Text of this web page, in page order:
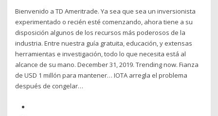
Bienvenido a TD Ameritrade. Ya sea que sea un inversionista
experimentado o recién esté comenzando, ahora tiene a su
disposición algunos de los recursos más poderosos de la
industria. Entre nuestra guía gratuita, educación, y extensas
herramientas e investigación, todo lo que necesita está al
alcance de su mano. December 31, 2019. Trending now. Fianza
de USD 1 millón para mantener… IOTA arregla el problema
después de congelar…